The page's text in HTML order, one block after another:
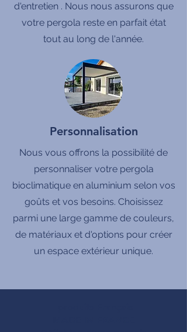
d'entretien . Nous nous assurons que
votre pergola reste en parfait état
tout au long de l'année.
Personnalisation
Nous vous offrons la possibilité de
personnaliser votre pergola
bioclimatique en aluminium selon vos
goûts et vos besoins. Choisissez
parmi une large gamme de couleurs,
de matériaux et d'options pour créer
un espace extérieur unique.